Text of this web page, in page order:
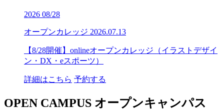
2026 08/28
オープンカレッジ 2026.07.13
【8/28開催】onlineオープンカレッジ（イラストデザイ
ン・DX・eスポーツ）
詳細はこちら 予約する
OPEN CAMPUS オープンキャンパス